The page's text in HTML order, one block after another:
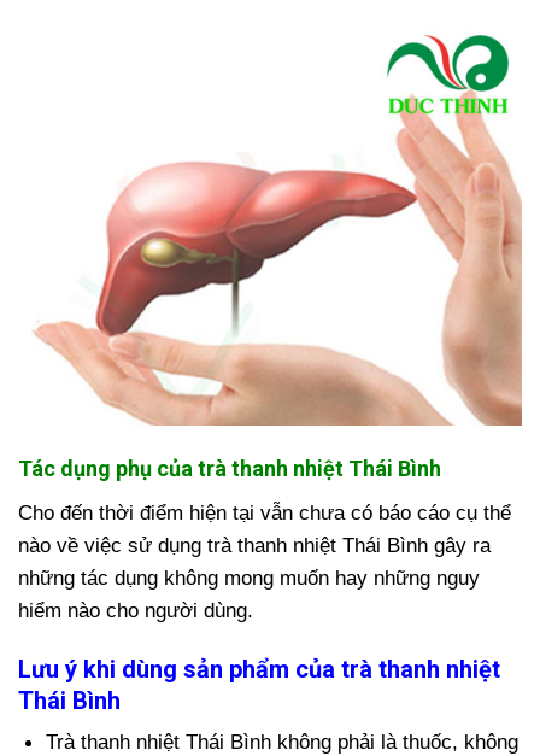
Tác dụng phụ của trà thanh nhiệt Thái Bình
Cho đến thời điểm hiện tại vẫn chưa có báo cáo cụ thể
nào về việc sử dụng trà thanh nhiệt Thái Bình gây ra
những tác dụng không mong muốn hay những nguy
hiểm nào cho người dùng.
Lưu ý khi dùng sản phẩm của trà thanh nhiệt
Thái Bình
Trà thanh nhiệt Thái Bình không phải là thuốc, không